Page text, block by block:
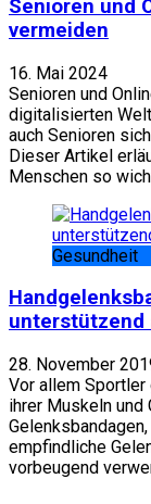
Senioren und
vermeiden
16. Mai 2024
Senioren und
digitalisierten
auch Senioren
Dieser Artikel
Menschen so
Gesundheit
unterstützend
28. November
Vor allem
ihrer Muskeln und
empfindliche
vorbeugend